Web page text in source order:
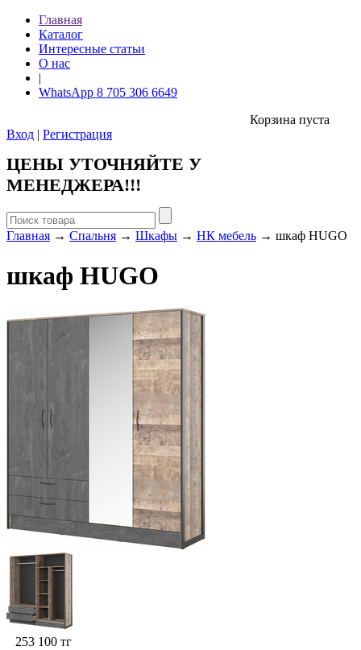
Главная
Каталог
Интересные статьи
О нас
|
WhatsApp 8 705 306 6649
Корзина пуста
Вход | Регистрация
ЦЕНЫ УТОЧНЯЙТЕ У
МЕНЕДЖЕРА!!!
Главная → Спальня → Шкафы → НК мебель → шкаф HUGO
шкаф HUGO
253 100 тг